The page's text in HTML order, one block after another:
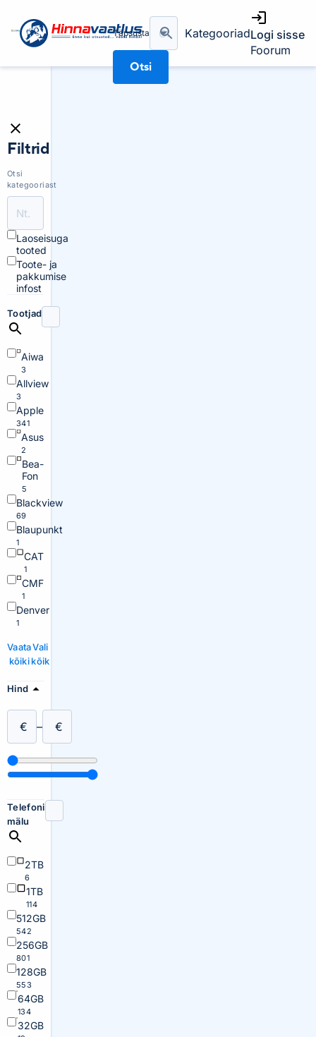
Täpsusta
Otsi
KategooriadLogi sisse
Foorum
Filtrid
Otsi
kategooriast
Laoseisuga
tooted
Toote- ja
pakkumise
infost
Tootjad
Aiwa
3
Allview
3
Apple
341
Asus
2
Bea-
Fon
5
Blackview
69
Blaupunkt
1
CAT
1
CMF
1
Denver
1
Vaata
kõiki
Vali
kõik
Hind
€ – €
Telefoni
mälu
2TB
6
1TB
114
512GB
542
256GB
801
128GB
553
64GB
134
32GB